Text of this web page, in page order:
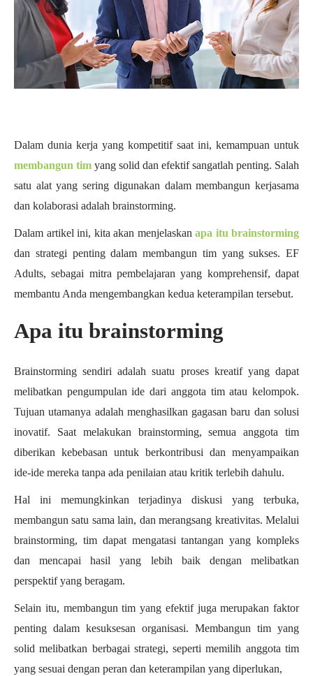
Dalam dunia kerja yang kompetitif saat ini, kemampuan untuk
membangun tim yang solid dan efektif sangatlah penting. Salah
satu alat yang sering digunakan dalam membangun kerjasama
dan kolaborasi adalah brainstorming.
Dalam artikel ini, kita akan menjelaskan apa itu brainstorming
dan strategi penting dalam membangun tim yang sukses. EF
Adults, sebagai mitra pembelajaran yang komprehensif, dapat
membantu Anda mengembangkan kedua keterampilan tersebut.
Apa itu brainstorming
Brainstorming sendiri adalah suatu proses kreatif yang dapat
melibatkan pengumpulan ide dari anggota tim atau kelompok.
Tujuan utamanya adalah menghasilkan gagasan baru dan solusi
inovatif. Saat melakukan brainstorming, semua anggota tim
diberikan kebebasan untuk berkontribusi dan menyampaikan
ide-ide mereka tanpa ada penilaian atau kritik terlebih dahulu.
Hal ini memungkinkan terjadinya diskusi yang terbuka,
membangun satu sama lain, dan merangsang kreativitas. Melalui
brainstorming, tim dapat mengatasi tantangan yang kompleks
dan mencapai hasil yang lebih baik dengan melibatkan
perspektif yang beragam.
Selain itu, membangun tim yang efektif juga merupakan faktor
penting dalam kesuksesan organisasi. Membangun tim yang
solid melibatkan berbagai strategi, seperti memilih anggota tim
yang sesuai dengan peran dan keterampilan yang diperlukan,